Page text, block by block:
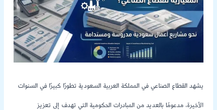
يشهد القطاع الصناعي في المملكة العربية السعودية تطورًا كبيرًا في السنوات
الأخيرة، مدعومًا بالعديد من المبادرات الحكومية التي تهدف إلى تعزيز